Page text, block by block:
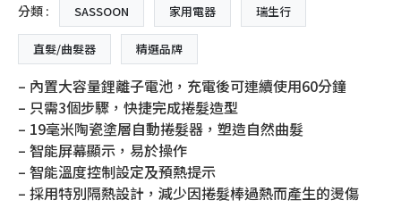
分類 : SASSOON 家用電器 瑞生行
直髮/曲髮器 精選品牌
– 內置大容量鋰離子電池，充電後可連續使用60分鐘
– 只需3個步驟，快捷完成捲髮造型
– 19毫米陶瓷塗層自動捲髮器，塑造自然曲髮
– 智能屏幕顯示，易於操作
– 智能溫度控制設定及預熱提示
– 採用特別隔熱設計，減少因捲髮棒過熱而產生的燙傷